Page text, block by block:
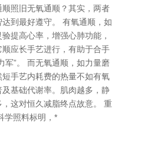
照旧无氧通顺？其实，两者
到最好遵守。 有氧通顺，如
提高心率，增强心肺功能，
应长手艺进行，有助于合手
军”。 而无氧通顺，如力量磨
手艺内耗费的热量不如有氧
基础代谢率。肌肉越多，静
这对恒久减脂终点故意。 重
学照料标明，*